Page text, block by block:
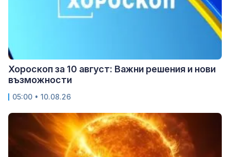
Хороскоп за 10 август: Важни решения и нови
възможности
05:00 • 10.08.26